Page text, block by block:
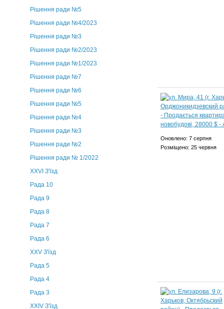
Рішення ради №5
Рішення ради №4/2023
Рішення ради №3
Рішення ради №2/2023
Рішення ради №1/2023
Рішення ради №7
Рішення ради №6
Рішення ради №5
Рішення ради №4
Рішення ради №3
Рішення ради №2
Рішення ради № 1/2022
XXVI З'їзд
Рада 10
Рада 9
Рада 8
Рада 7
Рада 6
XXV З'їзд
Рада 5
Рада 4
Рада 3
ХХIV З'їзд
Оновлено: 7 серпня
Розміщено: 25 червня